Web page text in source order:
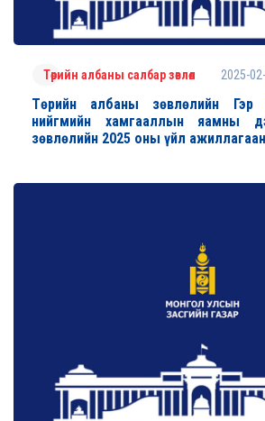
Төрийн албаны салбар зөвлөл 2025-
Төрийн албаны зөвлөлийн Гэр
нийгмийн хамгааллын яамны
зөвлөлийн 2025 оны үйл